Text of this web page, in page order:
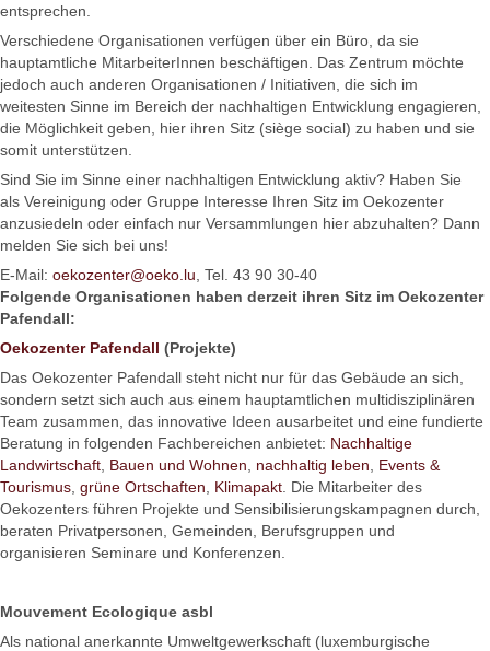
entsprechen.
Verschiedene Organisationen verfügen über ein Büro, da sie
hauptamtliche MitarbeiterInnen beschäftigen. Das Zentrum möchte
jedoch auch anderen Organisationen / Initiativen, die sich im
weitesten Sinne im Bereich der nachhaltigen Entwicklung engagieren,
die Möglichkeit geben, hier ihren Sitz (siège social) zu haben und sie
somit unterstützen.
Sind Sie im Sinne einer nachhaltigen Entwicklung aktiv? Haben Sie
als Vereinigung oder Gruppe Interesse Ihren Sitz im Oekozenter
anzusiedeln oder einfach nur Versammlungen hier abzuhalten? Dann
melden Sie sich bei uns!
E-Mail: oekozenter@oeko.lu , Tel. 43 90 30-40
Folgende Organisationen haben derzeit ihren Sitz im Oekozenter
Pafendall:
Oekozenter Pafendall (Projekte)
Das Oekozenter Pafendall steht nicht nur für das Gebäude an sich,
sondern setzt sich auch aus einem hauptamtlichen multidisziplinären
Team zusammen, das innovative Ideen ausarbeitet und eine fundierte
Beratung in folgenden Fachbereichen anbietet: Nachhaltige
Landwirtschaft Bauen und Wohnen nachhaltig leben
Events &
Tourismus grüne Ortschaften Klimapakt . Die Mitarbeiter des
Oekozenters führen Projekte und Sensibilisierungskampagnen durch,
beraten Privatpersonen, Gemeinden, Berufsgruppen und
organisieren Seminare und Konferenzen.
Mouvement Ecologique asbl
Als national anerkannte Umweltgewerkschaft (luxemburgische